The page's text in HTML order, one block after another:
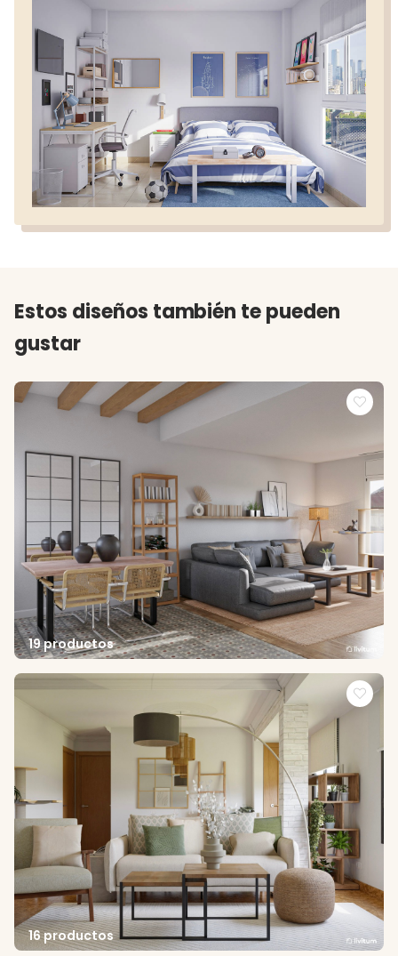
Estos diseños también te pueden
gustar
19 productos
16 productos